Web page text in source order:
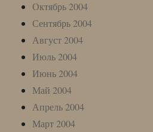
Октябрь 2004
Сентябрь 2004
Август 2004
Июль 2004
Июнь 2004
Май 2004
Апрель 2004
Март 2004